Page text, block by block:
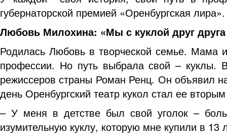
губернаторской премией «Оренбургская лира».
Любовь Милохина: «Мы с куклой друг
Родилась Любовь в творческой семье. Мама
профессии. Но путь выбрала свой – куклы. В
режиссеров страны Роман Ренц. Он объявил
день Оренбургский театр кукол стал ее
– У меня в детстве был свой уголок –
изумительную куклу, которую мне купили в